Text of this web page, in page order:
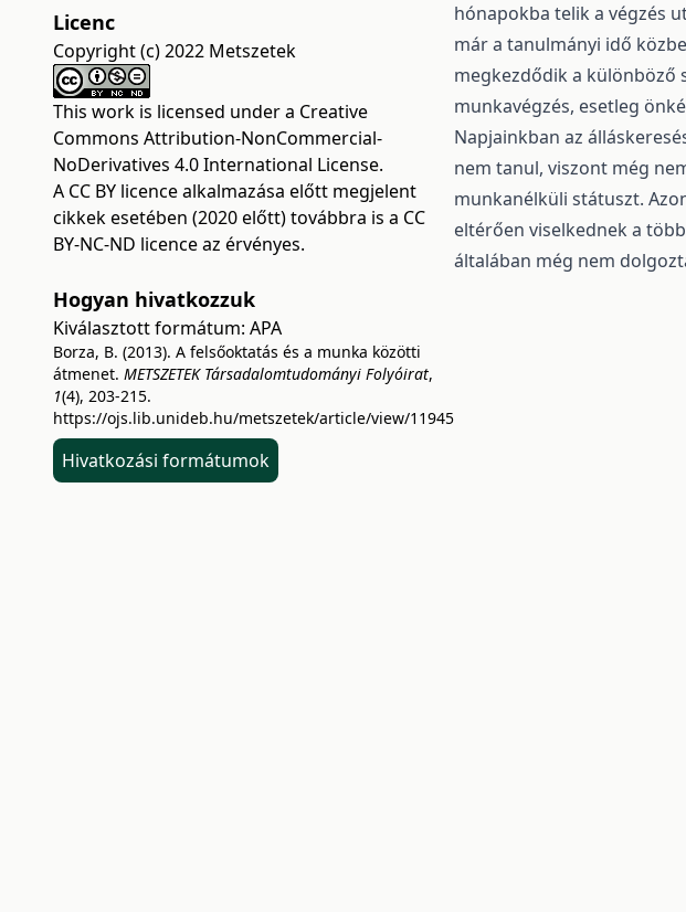
Licenc
Copyright (c) 2022 Metszetek
This work is licensed under a Creative
Commons Attribution-NonCommercial-
NoDerivatives 4.0 International License.
A CC BY licence alkalmazása előtt megjelent
cikkek esetében (2020 előtt) továbbra is a CC
BY-NC-ND licence az érvényes.
Hogyan hivatkozzuk
Kiválasztott formátum: APA
Borza, B. (2013). A felsőoktatás és a munka közötti
átmenet. METSZETEK Társadalomtudományi Folyóirat,
1(4), 203-215.
https://ojs.lib.unideb.hu/metszetek/article/view/11945
Hivatkozási formátumok
hónapokba telik a végzés
már a tanulmányi idő
megkezdődik a különböző
munkavégzés, esetleg
Napjainkban az
nem tanul, viszont még
munkanélküli státuszt.
eltérően viselkednek a
általában még nem